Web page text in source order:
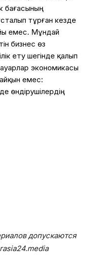
бағасының
тұрған кезде
емес. Мұндай
бизнес өз
ету шегінде қалып
экономикасы
емес:
өндірушілердің
допускаются